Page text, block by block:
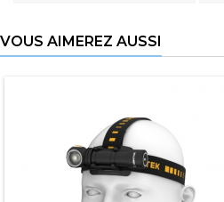
VOUS AIMEREZ AUSSI